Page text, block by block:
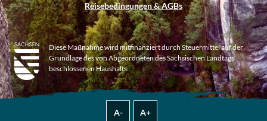
Reisebedingungen & AGBs
Diese Maßnahme wird mitfinanziert durch Steuermittel auf der
Grundlage des von Abgeordneten des Sächsischen Landtags
beschlossenen Haushalts.
A- A+